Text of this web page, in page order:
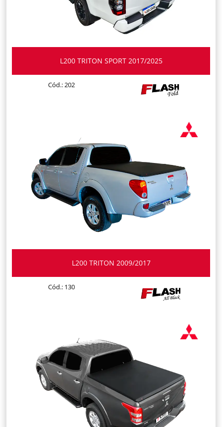
L200 TRITON SPORT 2017/2025
Cód.: 202
L200 TRITON 2009/2017
Cód.: 130